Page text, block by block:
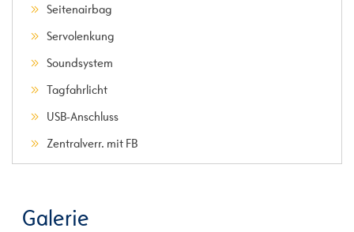
Seitenairbag
Servolenkung
Soundsystem
Tagfahrlicht
USB-Anschluss
Zentralverr. mit FB
Galerie